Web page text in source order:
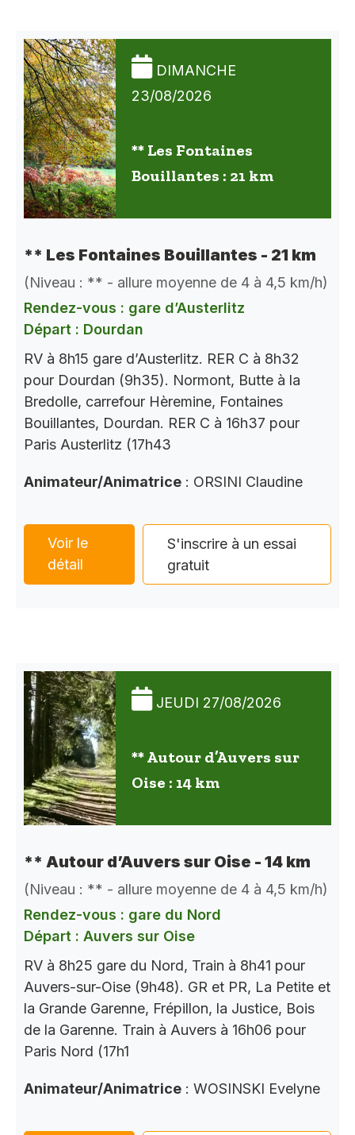
DIMANCHE
23/08/2026
** Les Fontaines
Bouillantes : 21 km
** Les Fontaines Bouillantes - 21 km
(Niveau : ** - allure moyenne de 4 à 4,5 km/h)
Rendez-vous : gare d’Austerlitz
Départ : Dourdan
RV à 8h15 gare d’Austerlitz. RER C à 8h32
pour Dourdan (9h35). Normont, Butte à la
Bredolle, carrefour Hèremine, Fontaines
Bouillantes, Dourdan. RER C à 16h37 pour
Paris Austerlitz (17h43
Animateur/Animatrice : ORSINI Claudine
Voir le
détail
S'inscrire à un essai
gratuit
JEUDI 27/08/2026
** Autour d’Auvers sur
Oise : 14 km
** Autour d’Auvers sur Oise - 14 km
(Niveau : ** - allure moyenne de 4 à 4,5 km/h)
Rendez-vous : gare du Nord
Départ : Auvers sur Oise
RV à 8h25 gare du Nord, Train à 8h41 pour
Auvers-sur-Oise (9h48). GR et PR, La Petite et
la Grande Garenne, Frépillon, la Justice, Bois
de la Garenne. Train à Auvers à 16h06 pour
Paris Nord (17h1
Animateur/Animatrice : WOSINSKI Evelyne